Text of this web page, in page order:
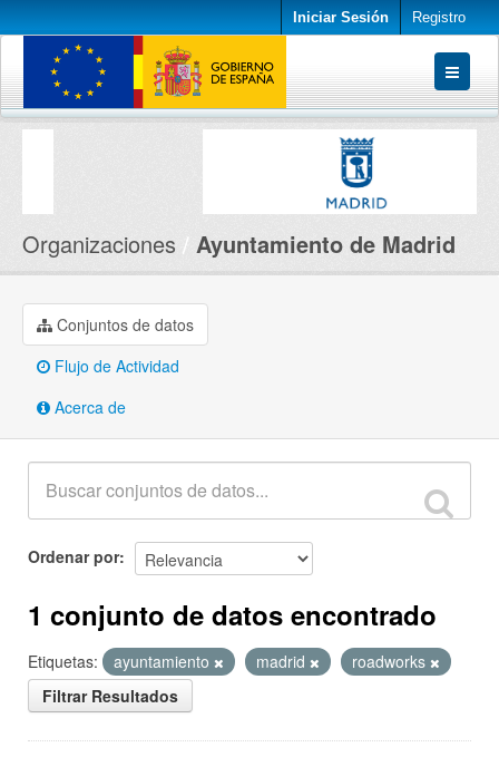
Iniciar Sesión Registro
Conjuntos de datos
Organizaciones Ayuntamiento de Madrid
Conjuntos de datos
Flujo de Actividad
Acerca de
Ordenar por
1 conjunto de datos encontrado
Etiquetas: ayuntamiento madrid
roadworks
Filtrar Resultados